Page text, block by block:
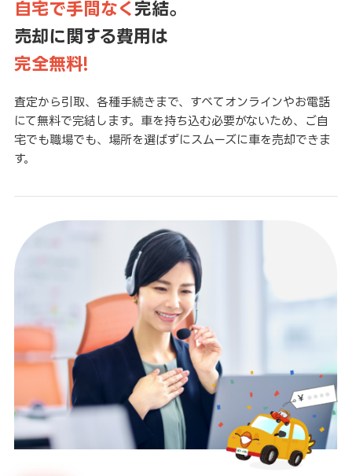
自宅で手間なく 完結。
売却に関する費用は
完全無料!
査定から引取、各種手続きまで、すべてオンラインやお電話
にて無料で完結します。車を持ち込む必要がないため、ご自
宅でも職場でも、場所を選ばずにスムーズに車を売却できま
す。